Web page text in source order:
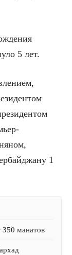
5 лет.
1
350 манатов